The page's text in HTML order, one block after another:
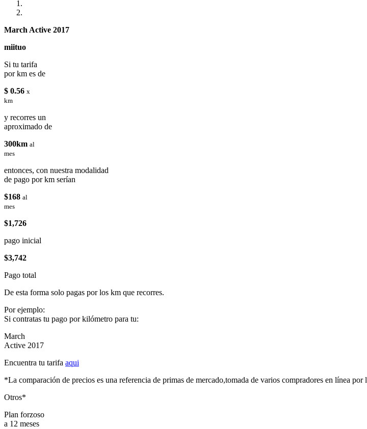
March Active 2017
miituo
Si tu tarifa
por km es de
$ 0.56 x
km
y recorres un
aproximado de
300km al
mes
entonces, con nuestra modalidad
de pago por km serían
$168 al
mes
$1,726
pago inicial
$3,742
Pago total
De esta forma solo pagas por los km que recorres.
Por ejemplo:
Si contratas tu pago por kilómetro para tu:
March
Active 2017
Encuentra tu tarifa aqui
*La comparación de precios es una referencia de primas de mercado,tomada de varios compradores en línea por
Otros*
Plan forzoso
a 12 meses